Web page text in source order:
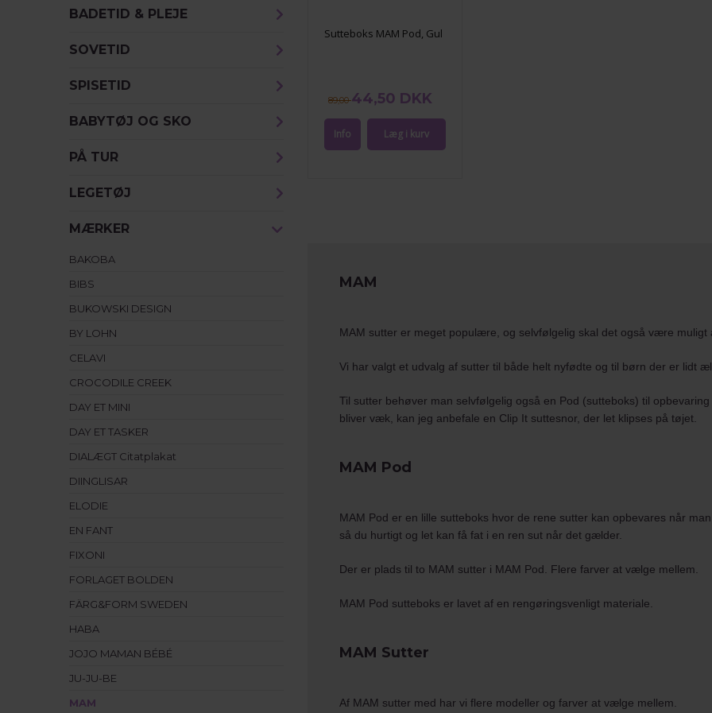
BADETID & PLEJE
SOVETID
SPISETID
BABYTØJ OG SKO
PÅ TUR
LEGETØJ
MÆRKER
BAKOBA
BIBS
BUKOWSKI DESIGN
BY LOHN
CELAVI
CROCODILE CREEK
DAY ET MINI
DAY ET TASKER
DIALÆGT Citatplakat
DIINGLISAR
ELODIE
EN FANT
FIXONI
FORLAGET BOLDEN
FÄRG&FORM SWEDEN
HABA
JOJO MAMAN BÉBÉ
JU-JU-BE
MAM
Sutteboks MAM Pod, Gul
89,0044,50 DKK
MAM
MAM sutter er meget populære, og selvfølgelig skal det også være muligt
Vi har valgt et udvalg af sutter til både helt nyfødte og til børn der er lidt
Til sutter behøver man selvfølgelig også en Pod (sutteboks) til
bliver væk, kan jeg anbefale en Clip It suttesnor, der let klipses på tøjet.
MAM Pod
MAM Pod er en lille sutteboks hvor de rene sutter kan opbevares når
så du hurtigt og let kan få fat i en ren sut når det gælder.
Der er plads til to MAM sutter i MAM Pod. Flere farver at vælge mellem.
MAM Pod sutteboks er lavet af en rengøringsvenligt materiale.
MAM Sutter
Af MAM sutter med har vi flere modeller og farver at vælge mellem.